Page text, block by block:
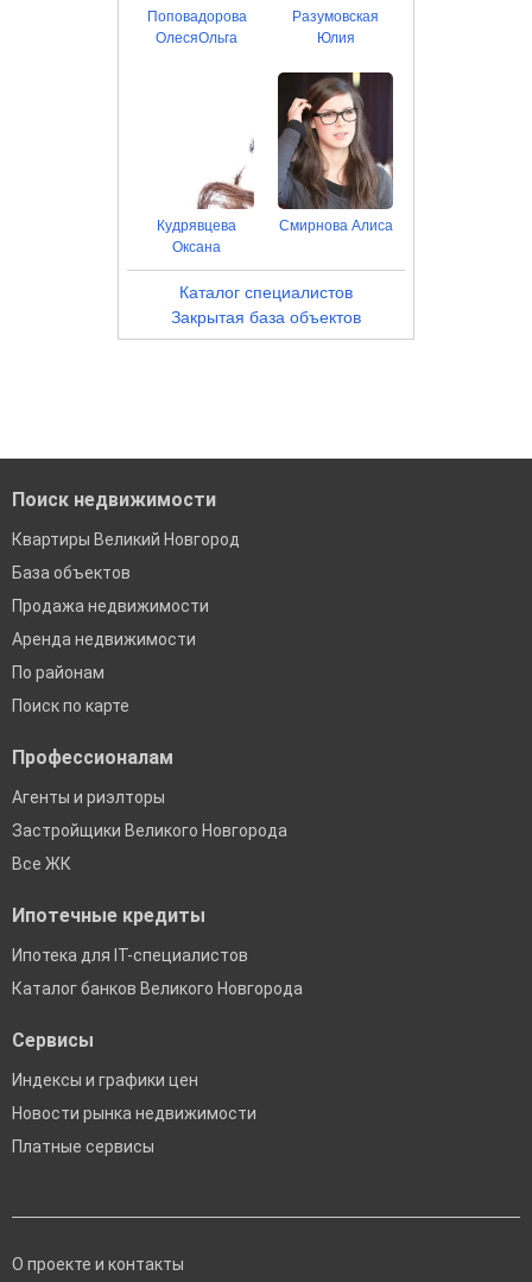
Поповадорова
ОлесяОльга
Разумовская
Юлия
Кудрявцева
Оксана
Смирнова Алиса
Каталог специалистов
Закрытая база объектов
Поиск недвижимости
Квартиры Великий Новгород
База объектов
Продажа недвижимости
Аренда недвижимости
По районам
Поиск по карте
Профессионалам
Агенты и риэлторы
Застройщики Великого Новгорода
Все ЖК
Ипотечные кредиты
Ипотека для IT-специалистов
Каталог банков Великого Новгорода
Сервисы
Индексы и графики цен
Новости рынка недвижимости
Платные сервисы
О проекте и контакты